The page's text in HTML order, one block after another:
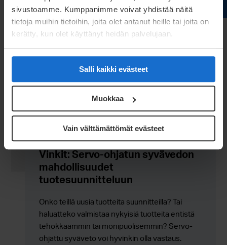
sivustoamme. Kumppanimme voivat yhdistää näitä
tietoja muihin tietoihin, joita olet antanut heille tai joita on
kerätty, kun olet käyttänyt heidän palvelujaan.
Salli kaikki evästeet
Muokkaa
Vain välttämättömät evästeet
+358 40 631 5444
Vinkit: Servo-ohjatun syvävedon
mahdollisuudet
tuotesuunnitteluun
Onko teillä uusia tuotteita suunnitteilla? Tai
haluatteko valmistaa nykyisiä tuotteita entistä
tehokkaammin tai monipuolisemmin? Servo-
ohjattu syväveto voi hyvinkin olla vastaus.